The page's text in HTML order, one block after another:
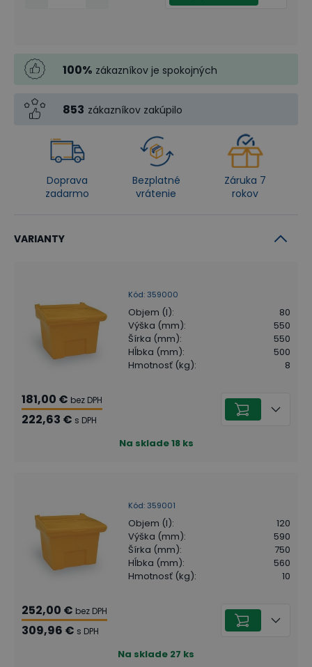
100% zákazníkov je spokojných
853 zákazníkov zakúpilo
Doprava
zadarmo
Bezplatné
vrátenie
Záruka 7
rokov
VARIANTY
Kód: 359000
Objem (l):
80
Výška (mm):
550
Šírka (mm):
550
Hĺbka (mm):
500
Hmotnosť (kg): 8
181,00 € bez DPH
222,63 € s DPH
Na sklade18 ks
Kód: 359001
Objem (l):
120
Výška (mm):
590
Šírka (mm):
750
Hĺbka (mm):
560
Hmotnosť (kg): 10
252,00 € bez DPH
309,96 € s DPH
Na sklade 27 ks